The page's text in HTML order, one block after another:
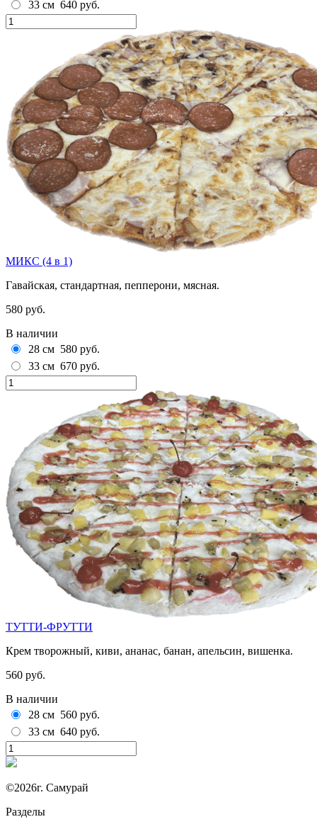
33 см 640 руб.
МИКС (4 в 1)
Гавайская, стандартная, пепперони, мясная.
580 руб.
В наличии
28 см 580 руб.
33 см 670 руб.
ТУТТИ-ФРУТТИ
Крем творожный, киви, ананас, банан, апельсин, вишенка.
560 руб.
В наличии
28 см 560 руб.
33 см 640 руб.
©2026г. Самурай
Разделы